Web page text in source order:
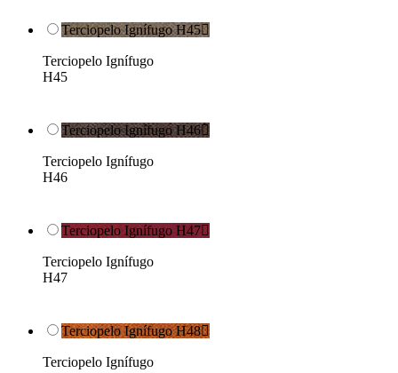
Terciopelo Ignífugo H45
Terciopelo Ignífugo
H45
Terciopelo Ignífugo H46
Terciopelo Ignífugo
H46
Terciopelo Ignífugo H47
Terciopelo Ignífugo
H47
Terciopelo Ignífugo H48
Terciopelo Ignífugo